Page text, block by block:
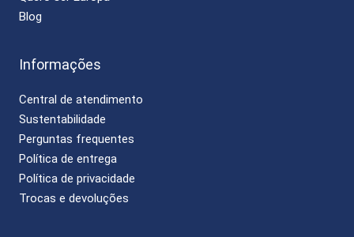
Blog
Informações
Central de atendimento
Sustentabilidade
Perguntas frequentes
Política de entrega
Política de privacidade
Trocas e devoluções